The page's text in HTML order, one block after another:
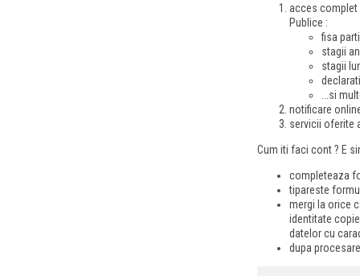
acces complet
Publice :
fisa
stagii
stagii
...si
notificare
servicii oferite
Cum iti faci cont ? E
completeaza
tipareste
mergi la orice
identitate
datelor cu
dupa